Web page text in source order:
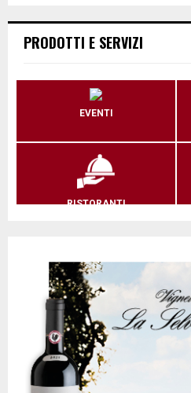
PRODOTTI E SERVIZI
EVENTI
RISTORANTI